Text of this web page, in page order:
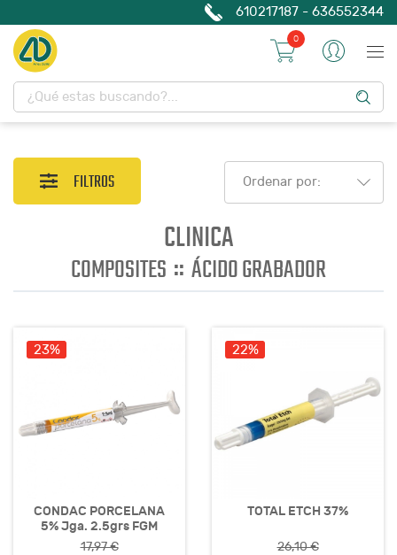
610217187 - 636552344
0
FILTROS Ordenar por:
CLINICA
COMPOSITES :: ÁCIDO GRABADOR
23%
CONDAC PORCELANA
5% Jga. 2.5grs FGM
17,97 €
22%
TOTAL ETCH 37%
26,10 €